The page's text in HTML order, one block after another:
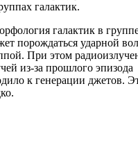
галактик.
галактик в
порождаться ударной
При этом
из-за прошлого эпизода
к генерации джетов.